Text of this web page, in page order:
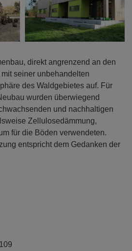
direkt angrenzend an den
mit seiner unbehandelten
des Waldgebietes auf. Für
wurden überwiegend
und nachhaltigen
Zellulosedämmung,
für die Böden verwendeten.
entspricht dem Gedanken der